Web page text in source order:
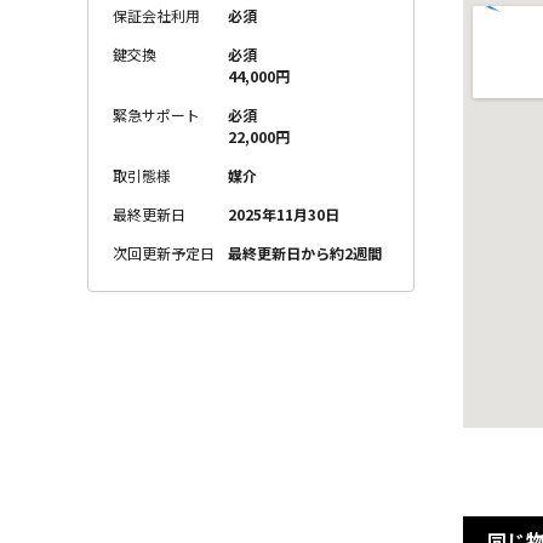
保証会社利用
必須
鍵交換
必須
44,000円
緊急サポート
必須
22,000円
取引態様
媒介
最終更新日
2025年11月30日
次回更新予定日
最終更新日から約2週間